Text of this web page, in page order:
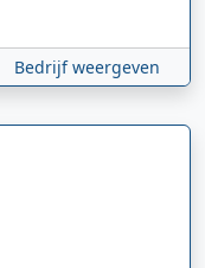
Bedrijf weergeven